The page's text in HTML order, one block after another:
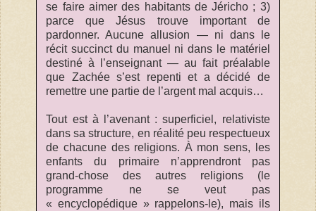
se faire aimer des habitants de Jéricho ; 3)
parce que Jésus trouve important de
pardonner. Aucune allusion — ni dans le
récit succinct du manuel ni dans le matériel
destiné à l’enseignant — au fait préalable
que Zachée s’est repenti et a décidé de
remettre une partie de l’argent mal acquis…
Tout est à l’avenant : superficiel, relativiste
dans sa structure, en réalité peu respectueux
de chacune des religions. À mon sens, les
enfants du primaire n’apprendront pas
grand-chose des autres religions (le
programme ne se veut pas
« encyclopédique » rappelons-le), mais ils